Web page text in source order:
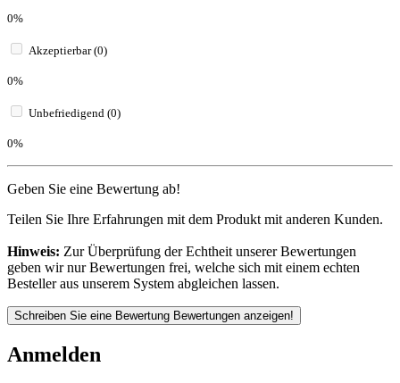
0%
Akzeptierbar (0)
0%
Unbefriedigend (0)
0%
Geben Sie eine Bewertung ab!
Teilen Sie Ihre Erfahrungen mit dem Produkt mit anderen Kunden.
Hinweis: Zur Überprüfung der Echtheit unserer Bewertungen
geben wir nur Bewertungen frei, welche sich mit einem echten
Besteller aus unserem System abgleichen lassen.
Schreiben Sie eine Bewertung Bewertungen anzeigen!
Anmelden